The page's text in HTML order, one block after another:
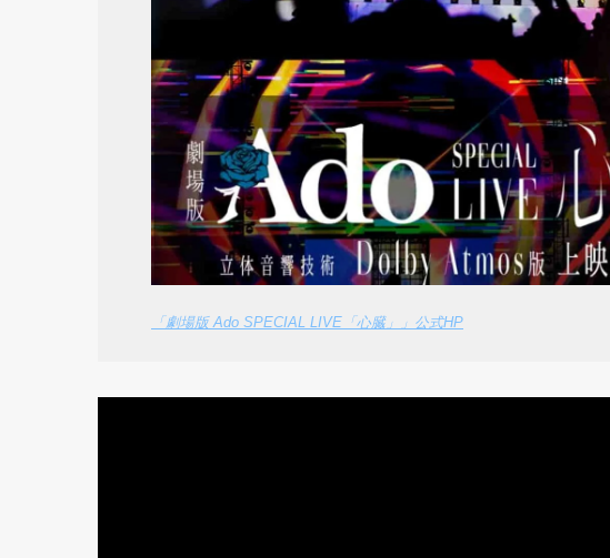
「劇場版 Ado SPECIAL LIVE「心臓」」公式HP